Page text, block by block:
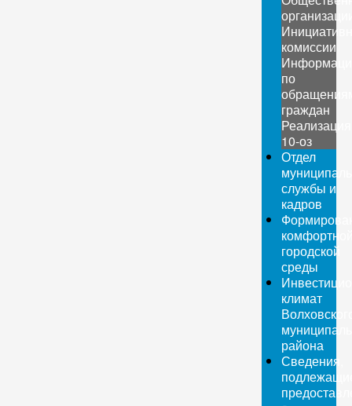
комиссии
по
граждан
Реализация
10-оз
Отдел
службы и
кадров
городской
среды
климат
района
Сведения,